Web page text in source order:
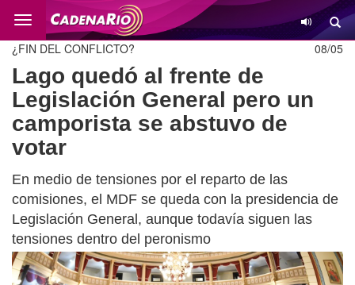
Cambio
08/05
¿FIN DEL CONFLICTO?
Lago quedó al frente de
Legislación General pero un
camporista se abstuvo de
votar
En medio de tensiones por el reparto de las
comisiones, el MDF se queda con la presidencia de
Legislación General, aunque todavía siguen las
tensiones dentro del peronismo